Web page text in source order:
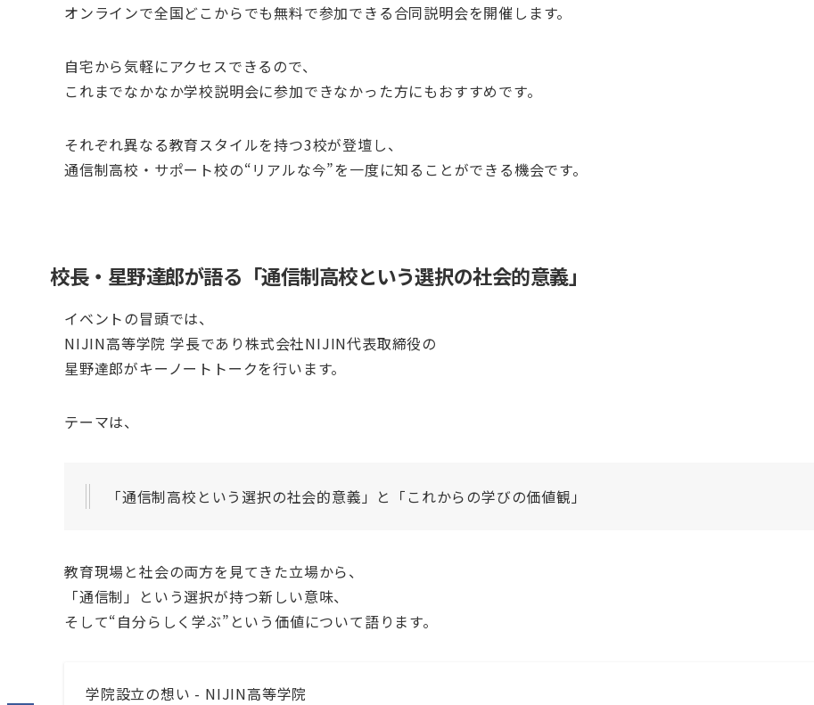
オンラインで全国どこからでも無料で参加できる合同説明会を開催します。
自宅から気軽にアクセスできるので、
これまでなかなか学校説明会に参加できなかった方にもおすすめです。
それぞれ異なる教育スタイルを持つ3校が登壇し、
通信制高校・サポート校の“リアルな今”を一度に知ることができる機会です。
校長・星野達郎が語る「通信制高校という選択の社会的意義」
イベントの冒頭では、
NIJIN高等学院 学長であり株式会社NIJIN代表取締役の
星野達郎がキーノートトークを行います。
テーマは、
「通信制高校という選択の社会的意義」と「これからの学びの価値観」
教育現場と社会の両方を見てきた立場から、
「通信制」という選択が持つ新しい意味、
そして“自分らしく学ぶ”という価値について語ります。
学院設立の想い - NIJIN高等学院